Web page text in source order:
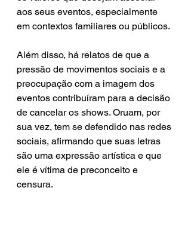
aos seus eventos, especialmente
em contextos familiares ou públicos.
Além disso, há relatos de que a
pressão de movimentos sociais e a
preocupação com a imagem dos
eventos contribuíram para a decisão
de cancelar os shows. Oruam, por
sua vez, tem se defendido nas redes
sociais, afirmando que suas letras
são uma expressão artística e que
ele é vítima de preconceito e
censura.